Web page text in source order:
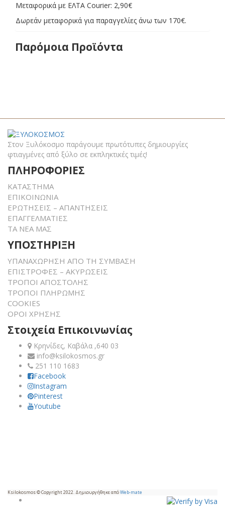
Μεταφορικά με ΕΛΤΑ Courier: 2,90€
Δωρεάν μεταφορικά για παραγγελίες άνω των 170€.
Παρόμοια Προϊόντα
Στον Ξυλόκοσμο παράγουμε πρωτότυπες δημιουργίες
φτιαγμένες από ξύλο σε εκπληκτικές τιμές!
ΠΛΗΡΟΦΟΡΙΕΣ
ΚΑΤΑΣΤΗΜΑ
ΕΠΙΚΟΙΝΩΝΙΑ
ΕΡΩΤΗΣΕΙΣ – ΑΠΑΝΤΗΣΕΙΣ
ΕΠΑΓΓΕΛΜΑΤΙΕΣ
ΤΑ ΝΕΑ ΜΑΣ
ΥΠΟΣΤΗΡΙΞΗ
ΥΠΑΝΑΧΩΡΗΣΗ ΑΠΟ ΤΗ ΣΥΜΒΑΣΗ
ΕΠΙΣΤΡΟΦΕΣ – ΑΚΥΡΩΣΕΙΣ
ΤΡΟΠΟΙ ΑΠΟΣΤΟΛΗΣ
ΤΡΟΠΟΙ ΠΛΗΡΩΜΗΣ
COOKIES
ΟΡΟΙ ΧΡΗΣΗΣ
Στοιχεία Επικοινωνίας
Κρηνίδες, Καβάλα ,640 03
info@ksilokosmos.gr
251 110 1683
Facebook
Instagram
Pinterest
Youtube
Ksilokosmos © Copyright 2022. Δημιουργήθηκε απόWeb-mate